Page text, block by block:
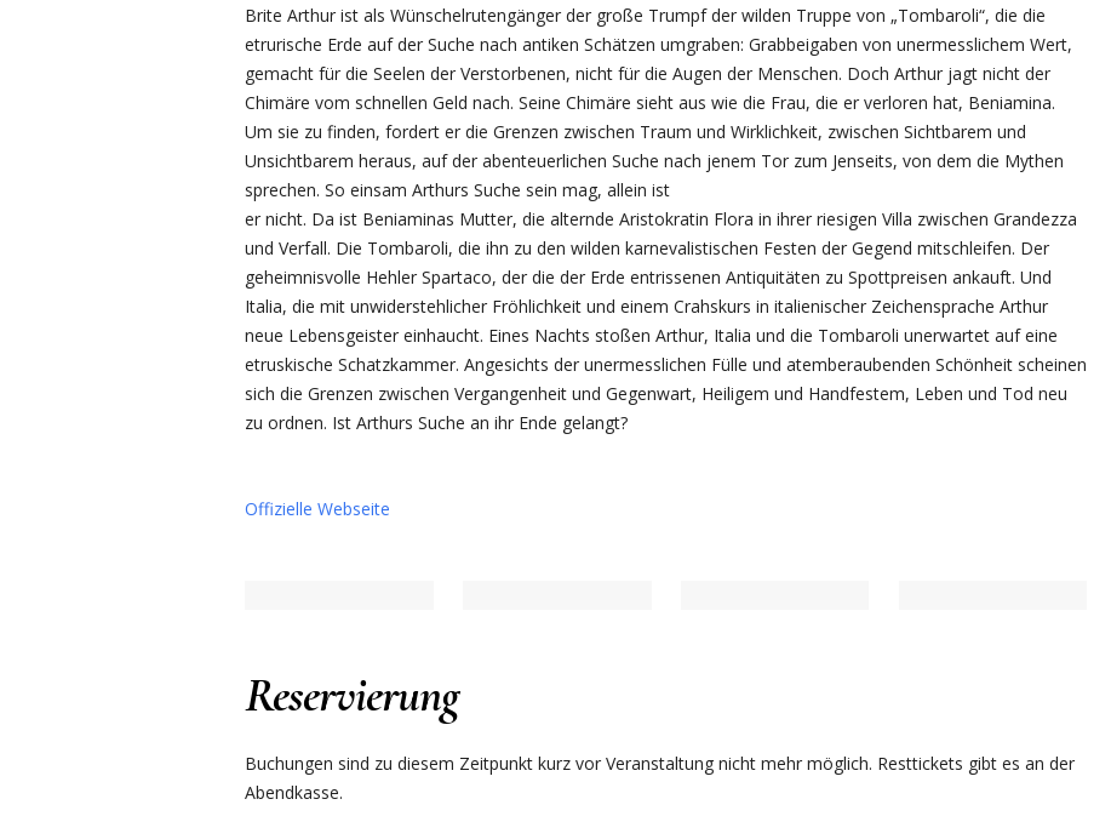
Brite Arthur ist als Wünschelrutengänger der große Trumpf der wilden Truppe von „Tombaroli“, die die
etrurische Erde auf der Suche nach antiken Schätzen umgraben: Grabbeigaben von unermesslichem Wert,
gemacht für die Seelen der Verstorbenen, nicht für die Augen der Menschen. Doch Arthur jagt nicht der
Chimäre vom schnellen Geld nach. Seine Chimäre sieht aus wie die Frau, die er verloren hat, Beniamina.
Um sie zu finden, fordert er die Grenzen zwischen Traum und Wirklichkeit, zwischen Sichtbarem und
Unsichtbarem heraus, auf der abenteuerlichen Suche nach jenem Tor zum Jenseits, von dem die Mythen
sprechen. So einsam Arthurs Suche sein mag, allein ist
er nicht. Da ist Beniaminas Mutter, die alternde Aristokratin Flora in ihrer riesigen Villa zwischen Grandezza
und Verfall. Die Tombaroli, die ihn zu den wilden karnevalistischen Festen der Gegend mitschleifen. Der
geheimnisvolle Hehler Spartaco, der die der Erde entrissenen Antiquitäten zu Spottpreisen ankauft. Und
Italia, die mit unwiderstehlicher Fröhlichkeit und einem Crahskurs in italienischer Zeichensprache Arthur
neue Lebensgeister einhaucht. Eines Nachts stoßen Arthur, Italia und die Tombaroli unerwartet auf eine
etruskische Schatzkammer. Angesichts der unermesslichen Fülle und atemberaubenden Schönheit scheinen
sich die Grenzen zwischen Vergangenheit und Gegenwart, Heiligem und Handfestem, Leben und Tod neu
zu ordnen. Ist Arthurs Suche an ihr Ende gelangt?
Offizielle Webseite
Reservierung
Buchungen sind zu diesem Zeitpunkt kurz vor Veranstaltung nicht mehr möglich. Resttickets gibt es an der
Abendkasse.